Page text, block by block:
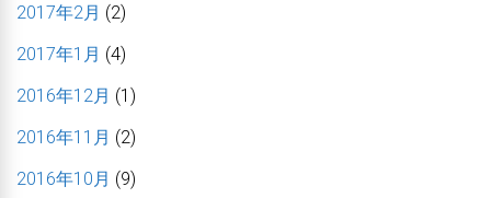
2017年2月 (2)
2017年1月 (4)
2016年12月 (1)
2016年11月 (2)
2016年10月 (9)